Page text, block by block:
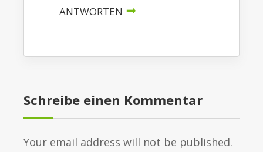
ANTWORTEN
Schreibe einen Kommentar
Your email address will not be published.